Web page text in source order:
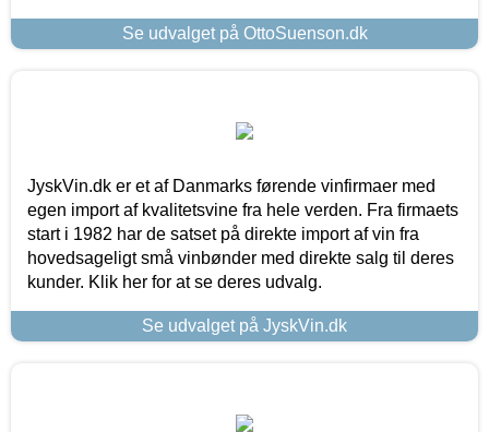
Se udvalget på OttoSuenson.dk
JyskVin.dk er et af Danmarks førende vinfirmaer med
egen import af kvalitetsvine fra hele verden. Fra firmaets
start i 1982 har de satset på direkte import af vin fra
hovedsageligt små vinbønder med direkte salg til deres
kunder. Klik her for at se deres udvalg.
Se udvalget på JyskVin.dk